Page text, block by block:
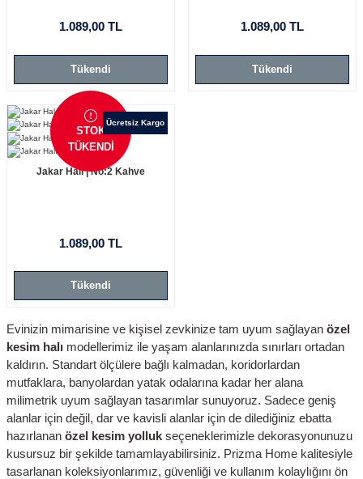
1.089,00 TL
Tükendi
1.089,00 TL
Tükendi
STOK
TÜKENDİ
Ücretsiz Kargo
Jakar Halı | No:2 Kahve
1.089,00 TL
Tükendi
Evinizin mimarisine ve kişisel zevkinize tam uyum sağlayan özel
kesim halı modellerimiz ile yaşam alanlarınızda sınırları ortadan
kaldırın. Standart ölçülere bağlı kalmadan, koridorlardan
mutfaklara, banyolardan yatak odalarına kadar her alana
milimetrik uyum sağlayan tasarımlar sunuyoruz. Sadece geniş
alanlar için değil, dar ve kavisli alanlar için de dilediğiniz ebatta
hazırlanan özel kesim yolluk seçeneklerimizle dekorasyonunuzu
kusursuz bir şekilde tamamlayabilirsiniz. Prizma Home kalitesiyle
tasarlanan koleksiyonlarımız, güvenliği ve kullanım kolaylığını ön